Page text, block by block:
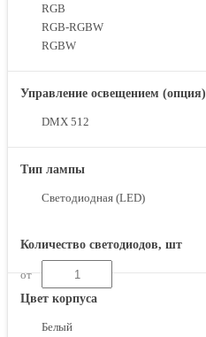
RGB
RGB-RGBW
RGBW
Управление освещением (опция)
DMX 512
Тип лампы
Светодиодная (LED)
Количество светодиодов, шт
от
Цвет корпуса
Белый